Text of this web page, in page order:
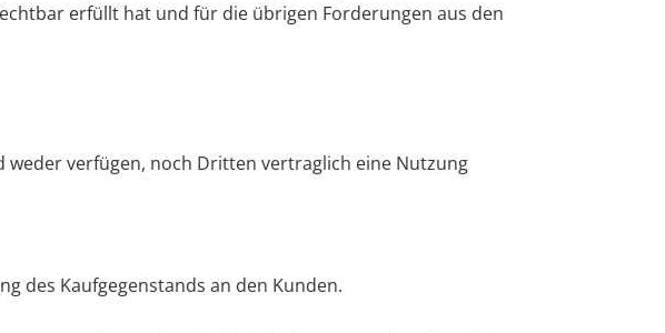
erfüllt hat und für die übrigen Forderungen aus den
verfügen, noch Dritten vertraglich eine Nutzung
des Kaufgegenstands an den Kunden.